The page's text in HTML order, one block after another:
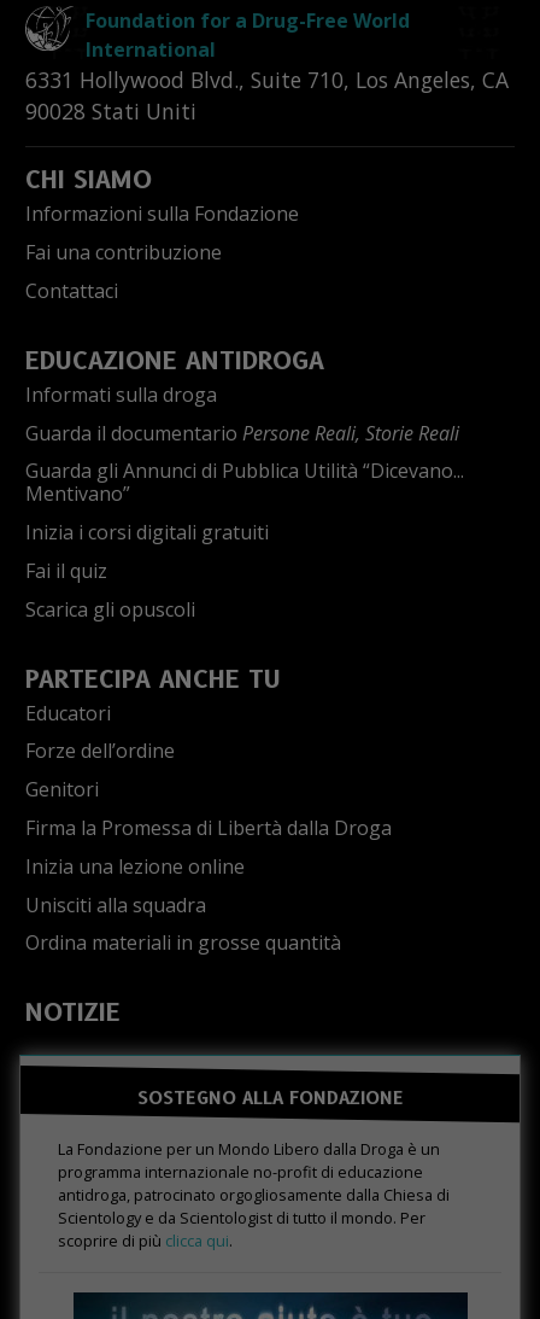
Foundation for a Drug-Free World
International
6331 Hollywood Blvd., Suite 710, Los Angeles, CA
90028 Stati Uniti
CHI SIAMO
Informazioni sulla Fondazione
Fai una contribuzione
Contattaci
EDUCAZIONE ANTIDROGA
Informati sulla droga
Guarda il documentario Persone Reali, Storie Reali
Guarda gli Annunci di Pubblica Utilità “Dicevano...
Mentivano”
Inizia i corsi digitali gratuiti
Fai il quiz
Scarica gli opuscoli
PARTECIPA ANCHE TU
Educatori
Forze dell’ordine
Genitori
Firma la Promessa di Libertà dalla Droga
Inizia una lezione online
Unisciti alla squadra
Ordina materiali in grosse quantità
NOTIZIE
SOSTEGNO ALLA FONDAZIONE
La Fondazione per un Mondo Libero dalla Droga è un
programma internazionale no-profit di educazione
antidroga, patrocinato orgogliosamente dalla Chiesa di
Scientology e da Scientologist di tutto il mondo. Per
scoprire di più clicca qui.